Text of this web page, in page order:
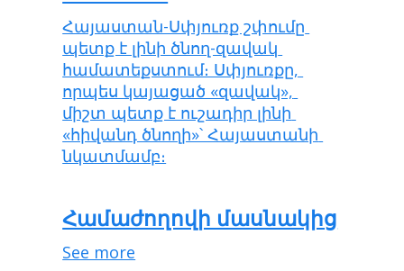
Հայաստան-Սփյուռք շփումը
պետք է լինի ծնող-զավակ
համատեքստում։ Սփյուռքը,
որպես կայացած «զավակ»,
միշտ պետք է ուշադիր լինի
«հիվանդ ծնողի»՝ Հայաստանի
նկատմամբ։
Համաժողովի մասնակից
See more